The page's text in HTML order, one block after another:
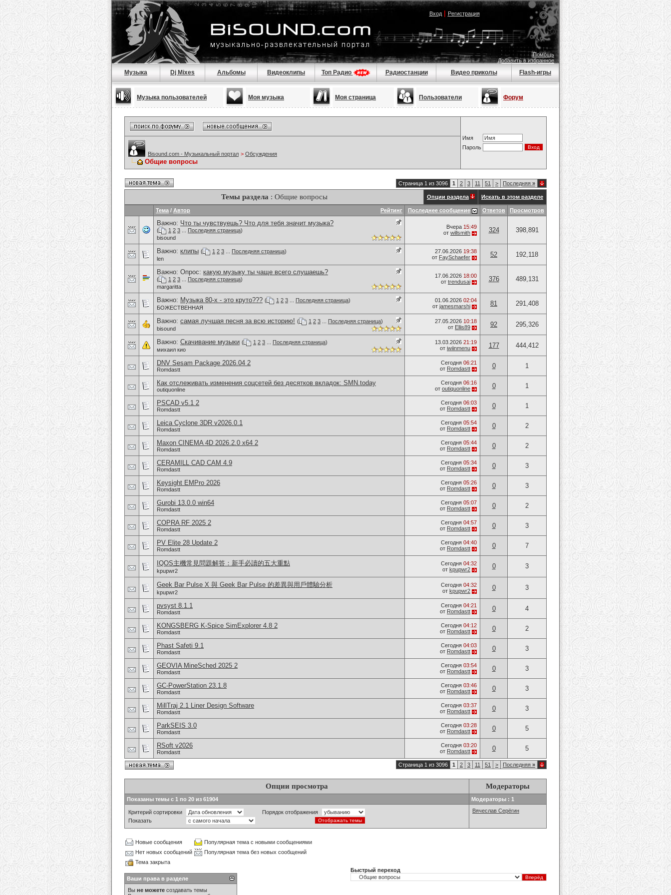
Вход| Регистрация
Помощь
Добавить в избранное
Музыка Dj Mixes Альбомы Видеоклипы Топ Радио Радиостанции Видео приколы Flash-игры
Музыка пользователей Моя музыка Моя страница Пользователи Форум
Имя
Пароль
Bisound.com - Музыкальный портал > Обсуждения
Общие вопросы
Страница 1 из 3096 1 2 3 11 51 > Последняя »
Темы раздела : Общие вопросы Опции раздела Искать в этом разделе
Рейтинг
Тема / Автор Последнее сообщение Ответов Просмотров
Важно: Что ты чувствуешь? Что для тебя значит музыка?
( 1 2 3 Последняя страница)
bisound
Вчера 15:49
от willsmith 324 398,891
Важно: клипы ( 1 2 3 Последняя страница)
len
27.06.2026 19:38
от FaySchaefer 52 192,118
Важно: Опрос: какую музыку ты чаще всего слушаешь?
( 1 2 3 Последняя страница)
margaritta
17.06.2026 18:00
от trendusai 376 489,131
Важно: Музыка 80-х - это круто??? ( 1 2 3 Последняя страница)
БОЖЕСТВЕННАЯ
01.06.2026 02:04
от jamesmarshi 81 291,408
Важно: самая лучшая песня за всю историю! ( 1 2 3 Последняя страница)
bisound
27.05.2026 10:18
от Ellis89 92 295,326
Важно: Скачивание музыки ( 1 2 3 Последняя страница)
михаил кио
13.03.2026 21:19
от iwiinmenu 177 444,412
DNV Sesam Package 2026.04 2
Romdastt
Сегодня 06:21
от Romdastt 0 1
Как отслеживать изменения соцсетей без десятков вкладок: SMN.today
outiquonline
Сегодня 06:16
от outiquonline 0 1
PSCAD v5.1 2
Romdastt
Сегодня 06:03
от Romdastt 0 1
Leica Cyclone 3DR v2026.0.1
Romdastt
Сегодня 05:54
от Romdastt 0 2
Maxon CINEMA 4D 2026.2.0 x64 2
Romdastt
Сегодня 05:44
от Romdastt 0 2
CERAMILL CAD CAM 4.9
Romdastt
Сегодня 05:34
от Romdastt 0 3
Keysight EMPro 2026
Romdastt
Сегодня 05:26
от Romdastt 0 3
Gurobi 13.0.0 win64
Romdastt
Сегодня 05:07
от Romdastt 0 2
COPRA RF 2025 2
Romdastt
Сегодня 04:57
от Romdastt 0 3
PV Elite 28 Update 2
Romdastt
Сегодня 04:40
от Romdastt 0 7
IQOS主機常見問題解答：新手必讀的五大重點
kpupwr2
Сегодня 04:32
от kpupwr2 0 3
Geek Bar Pulse X 與 Geek Bar Pulse 的差異與用戶體驗分析
kpupwr2
Сегодня 04:32
от kpupwr2 0 3
pvsyst 8.1.1
Romdastt
Сегодня 04:21
от Romdastt 0 4
KONGSBERG K-Spice SimExplorer 4.8 2
Romdastt
Сегодня 04:12
от Romdastt 0 2
Phast Safeti 9.1
Romdastt
Сегодня 04:03
от Romdastt 0 3
GEOVIA MineSched 2025 2
Romdastt
Сегодня 03:54
от Romdastt 0 3
GC-PowerStation 23.1.8
Romdastt
Сегодня 03:46
от Romdastt 0 3
MillTraj 2.1 Liner Design Software
Romdastt
Сегодня 03:37
от Romdastt 0 3
ParkSEIS 3.0
Romdastt
Сегодня 03:28
от Romdastt 0 5
RSoft v2026
Romdastt
Сегодня 03:20
от Romdastt 0 5
Страница 1 из 3096 1 2 3 11 51 > Последняя »
Опции просмотра Модераторы
Показаны темы с 1 по 20 из 61904 Модераторы : 1
Критерий сортировки
Порядок отображения
Показать
Вячеслав Серёгин
Новые сообщения
Популярная тема с новыми сообщениями
Нет новых сообщений
Популярная тема без новых сообщений
Тема закрыта
Ваши права в разделе
Вы не можете создавать темы
Быстрый переход